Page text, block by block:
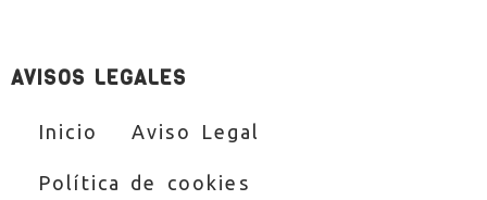
AVISOS LEGALES
Inicio Aviso Legal
Política de cookies